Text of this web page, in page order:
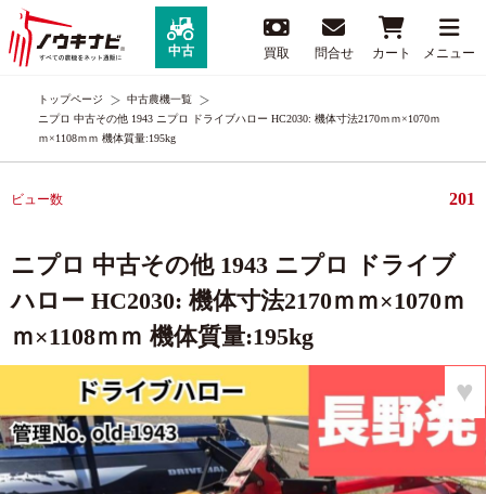
中古 買取 問合せ カート メニュー
トップページ
中古農機一覧
ニプロ 中古その他 1943 ニプロ ドライブハロー HC2030: 機体寸法2170ｍｍ×1070ｍ
ｍ×1108ｍｍ 機体質量:195kg
ビュー数 201
ニプロ 中古その他 1943 ニプロ ドライブ
ハロー HC2030: 機体寸法2170ｍｍ×1070ｍ
ｍ×1108ｍｍ 機体質量:195kg
♥